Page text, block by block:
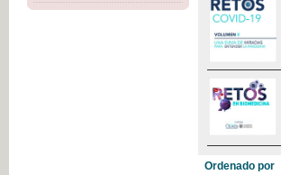
Ordenado por